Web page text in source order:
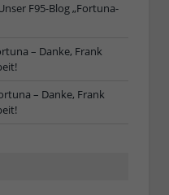
F95-Blog „Fortuna-
– Danke, Frank
– Danke, Frank